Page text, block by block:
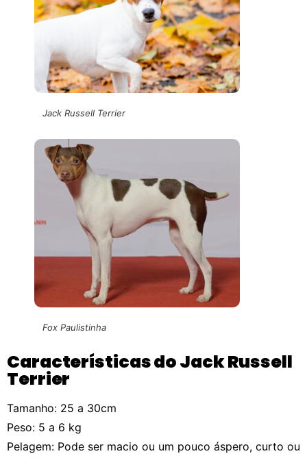
Jack Russell Terrier
Fox Paulistinha
Características do Jack Russell
Terrier
Tamanho: 25 a 30cm
Peso: 5 a 6 kg
Pelagem: Pode ser macio ou um pouco áspero, curto ou